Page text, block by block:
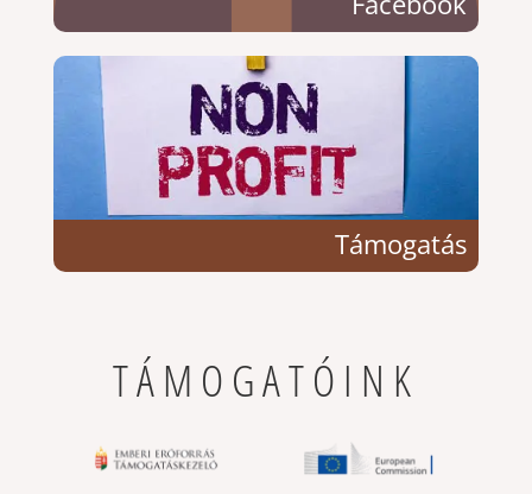
Támogatás
TÁMOGATÓINK